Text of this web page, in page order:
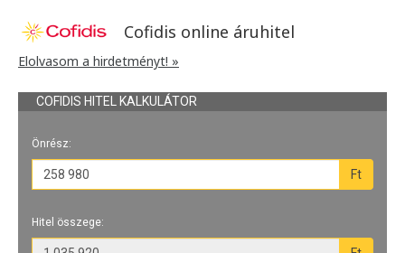
Cofidis online áruhitel
Elolvasom a hirdetményt! »